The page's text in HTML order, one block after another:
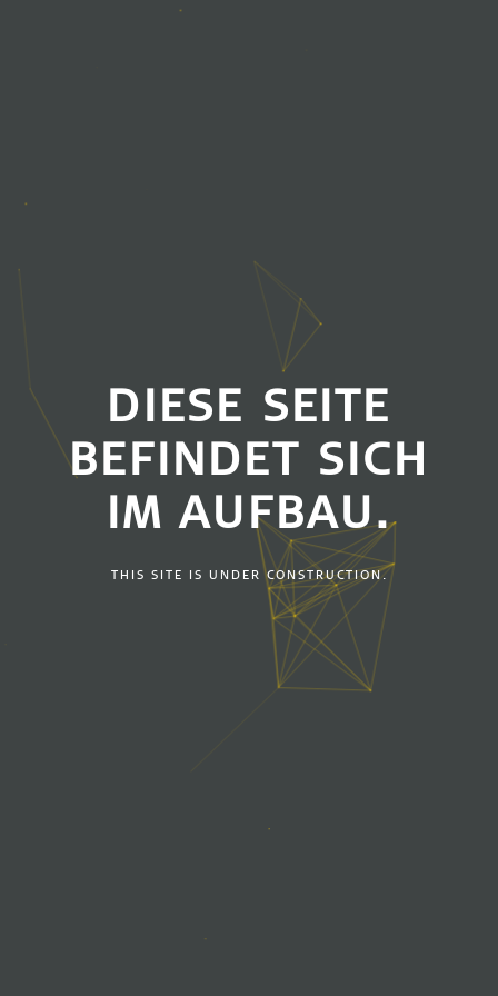
DIESE SEITE
BEFINDET SICH
IM AUFBAU.
THIS SITE IS UNDER CONSTRUCTION.